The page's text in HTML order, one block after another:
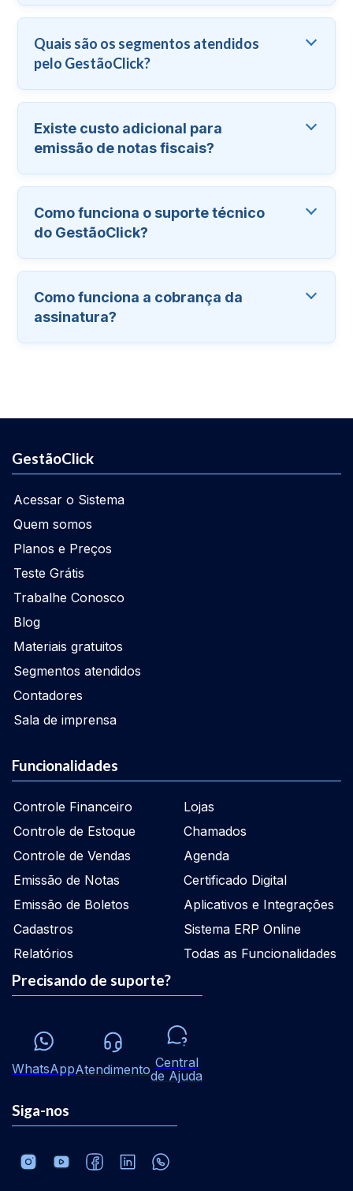
Quais são os segmentos atendidos
pelo GestãoClick?
Existe custo adicional para
emissão de notas fiscais?
Como funciona o suporte técnico
do GestãoClick?
Como funciona a cobrança da
assinatura?
GestãoClick
Acessar o Sistema
Quem somos
Planos e Preços
Teste Grátis
Trabalhe Conosco
Blog
Materiais gratuitos
Segmentos atendidos
Contadores
Sala de imprensa
Funcionalidades
Controle Financeiro
Controle de Estoque
Controle de Vendas
Emissão de Notas
Emissão de Boletos
Cadastros
Relatórios
Lojas
Chamados
Agenda
Certificado Digital
Aplicativos e Integrações
Sistema ERP Online
Todas as Funcionalidades
Precisando de suporte?
WhatsAppAtendimento Central
de Ajuda
Siga-nos